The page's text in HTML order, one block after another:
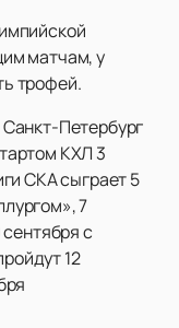
матчам, у
трофей.
Петербург
КХЛ 3
СКА сыграет 5
7
сентября с
12